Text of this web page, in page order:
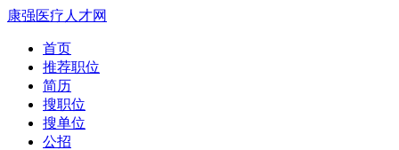
康强医疗人才网
首页
推荐职位
简历
搜职位
搜单位
公招